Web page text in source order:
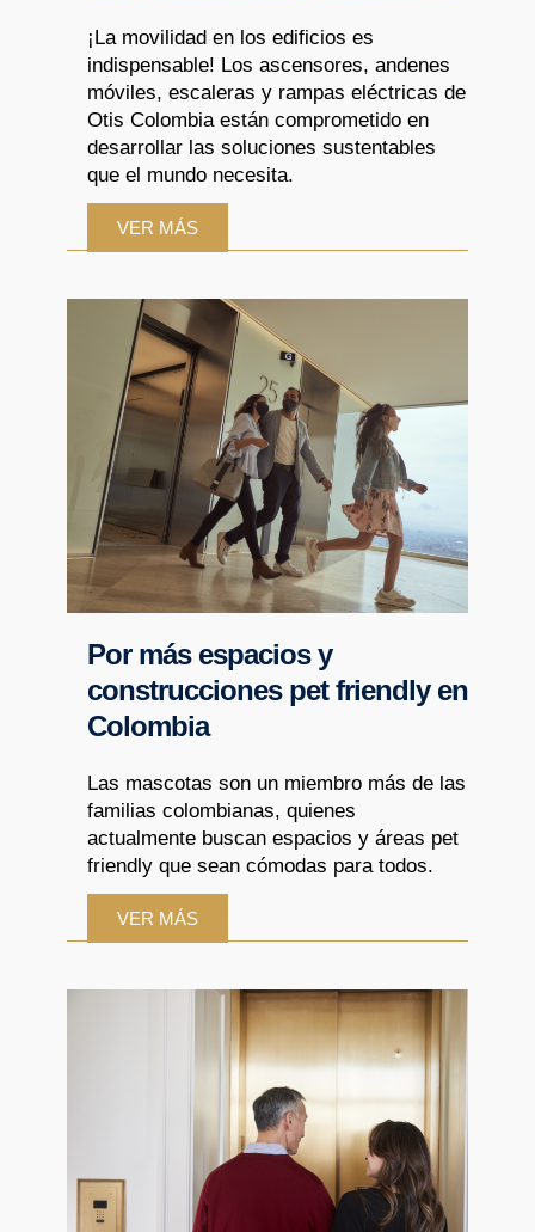
¡La movilidad en los edificios es
indispensable! Los ascensores, andenes
móviles, escaleras y rampas eléctricas de
Otis Colombia están comprometido en
desarrollar las soluciones sustentables
que el mundo necesita.
VER MÁS
Por más espacios y
construcciones pet friendly en
Colombia
Las mascotas son un miembro más de las
familias colombianas, quienes
actualmente buscan espacios y áreas pet
friendly que sean cómodas para todos.
VER MÁS